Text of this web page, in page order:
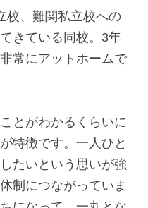
校、難関私立校への
きている同校。3年
常にアットホームで
とがわかるくらいに
特徴です。一人ひと
たいという思いが強
制につながっていま